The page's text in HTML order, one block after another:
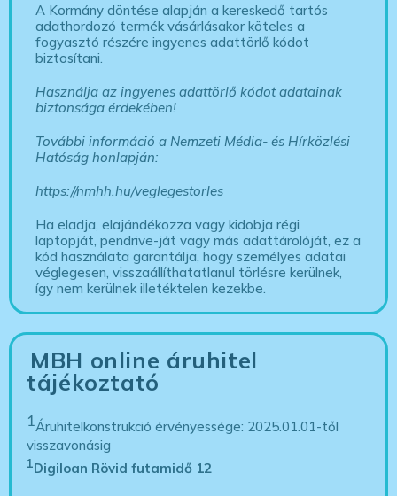
A Kormány döntése alapján a kereskedő tartós
adathordozó termék vásárlásakor köteles a
fogyasztó részére ingyenes adattörlő kódot
biztosítani.
Használja az ingyenes adattörlő kódot adatainak
biztonsága érdekében!
További információ a Nemzeti Média- és Hírközlési
Hatóság honlapján:
https://nmhh.hu/veglegestorles
Ha eladja, elajándékozza vagy kidobja régi
laptopját, pendrive-ját vagy más adattárolóját, ez a
kód használata garantálja, hogy személyes adatai
véglegesen, visszaállíthatatlanul törlésre kerülnek,
így nem kerülnek illetéktelen kezekbe.
MBH online áruhitel
tájékoztató
1Áruhitelkonstrukció érvényessége: 2025.01.01-től
visszavonásig
1Digiloan Rövid futamidő 12